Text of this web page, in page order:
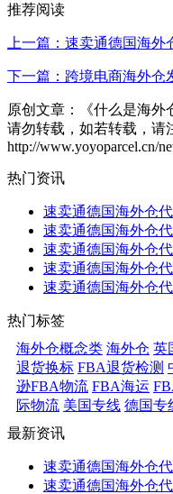
推荐阅读
上一篇：速卖通德国海
下一篇：跨境电商海外仓
原创文章：《什么是海外
请勿转载，如若转载，请
http://www.yoyoparcel.cn/
热门资讯
速卖通德国海外仓
速卖通德国海外仓
速卖通德国海外仓
速卖通德国海外仓
速卖通德国海外仓
热门标签
海外仓概念类 海外仓 英
退货换标 FBA退货检测
逊FBA物流 FBA海运
际物流 美国专线 德国专
最新资讯
速卖通德国海外仓
速卖通德国海外仓